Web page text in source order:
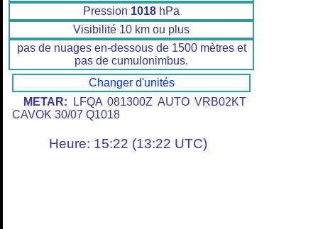
Pression 1018 hPa
Visibilité 10 km ou plus
pas de nuages en-dessous de 1500 mètres et
pas de cumulonimbus.
Changer d'unités
METAR: LFQA 081300Z AUTO VRB02KT
CAVOK 30/07 Q1018
Heure: 15:22 (13:22 UTC)